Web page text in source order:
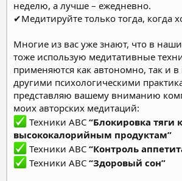
неделю, а лучше – ежедневно.
✔Медитируйте только тогда, когда
Многие из вас уже знают, что в
тоже использую медитативные
применяются как автономно, так и в
другими психологическими
представляю вашему вниманию
моих авторских медитаций:
Техники АВС “Блокировка тяги к
высококалорийным продуктам”
Техники АВС “Контроль
Техники ABC “Здоровый сон”